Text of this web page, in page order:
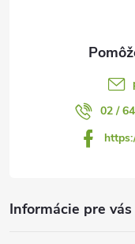
02 /
Informácie pre vás